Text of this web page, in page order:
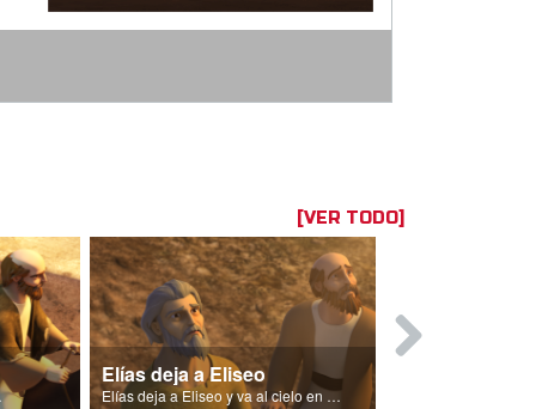
[VER TODO]
Israel.
Elías deja a Eliseo
Elías deja a Eliseo y va al cielo en un carro de fuego.